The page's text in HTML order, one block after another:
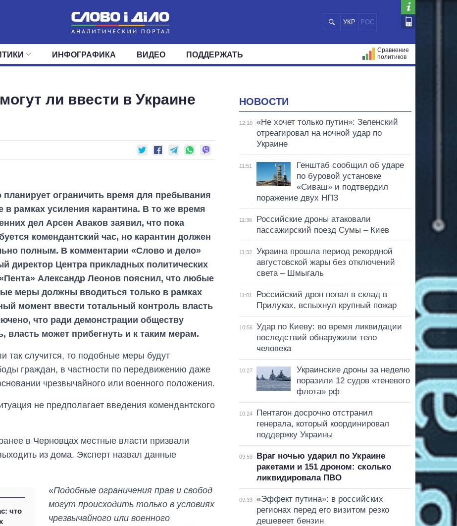
УКР РОС
ПОЛИТИКА ЭКОНОМИКА ОБЩЕСТВО МИР
ДЕПУТАТЫ КОМИТЕТЫ ФРАКЦИИ ОКРУГА
ИНФОГРАФИКА ВИДЕО ПОДДЕРЖАТЬ
Сравнение
политиков
ли ввести в Украине
планирует ограничить время для пребывания
в рамках усиления карантина. В то же время
дел Арсен Аваков заявил, что пока
комендантский час, но карантин должен
полным. В комментарии «Слово и дело»
директор Центра прикладных политических
Александр Леонов пояснил, что любые
меры должны вводиться только в рамках
момент ввести тотальный контроль власть
что ради демонстрации обществу
власть может прибегнуть и к таким мерам.
так случится, то подобные меры будут
граждан, в частности по передвижению даже
чрезвычайного или военного положения.
не предполагает введения комендантского
в Черновцах местные власти призвали
из дома. Эксперт назвал данные
что
«Подобные ограничения прав и свобод
могут происходить только в условиях
чрезвычайного или военного
НОВОСТИ
12:10
«Не хочет только путин»: Зеленский
отреагировал на ночной удар по
Украине
11:51
Генштаб сообщил об ударе
по буровой установке
«Сиваш» и подтвердил
поражение двух НПЗ
11:36
Российские дроны атаковали
пассажирский поезд Сумы – Киев
11:32
Украина прошла период рекордной
августовской жары без отключений
света – Шмыгаль
11:01
Российский дрон попал в склад в
Прилуках, вспыхнул крупный пожар
10:56
Удар по Киеву: во время ликвидации
последствий обнаружили тело
человека
10:27
Украинские дроны за неделю
поразили 12 судов «теневого
флота» рф
10:24
Пентагон досрочно отстранил
генерала, который координировал
поддержку Украины
09:59
Враг ночью ударил по Украине
ракетами и 151 дроном: сколько
ликвидировала ПВО
09:33
«Эффект путина»: в российских
регионах перед его визитом резко
дешевеет бензин